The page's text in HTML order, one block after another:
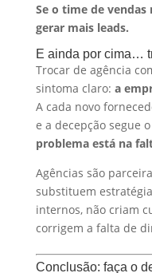
Se o time de
gerar mais leads.
E ainda por cima…
Trocar de agência
sintoma claro: a
A cada novo
e a decepção segue
problema está na
Agências são
substituem
internos, não criam
corrigem a falta de
Conclusão: faça o